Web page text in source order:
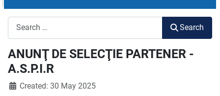
Search
ANUNŢ DE SELECŢIE PARTENER -
A.S.P.I.R
Created: 30 May 2025